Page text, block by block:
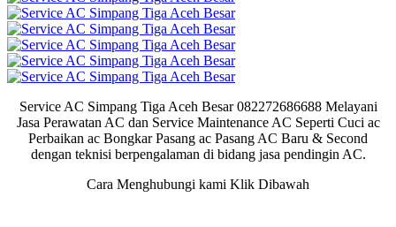
Service AC Simpang Tiga Aceh Besar 082272686688 Melayani
Jasa Perawatan AC dan Service Maintenance AC Seperti Cuci ac
Perbaikan ac Bongkar Pasang ac Pasang AC Baru & Second
dengan teknisi berpengalaman di bidang jasa pendingin AC.
Cara Menghubungi kami Klik Dibawah